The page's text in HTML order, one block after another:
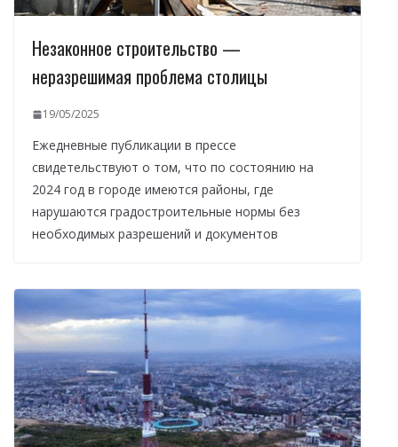
Незаконное строительство —
неразрешимая проблема столицы
19/05/2025
Ежедневные публикации в прессе
свидетельствуют о том, что по состоянию на
2024 год в городе имеются районы, где
нарушаются градостроительные нормы без
необходимых разрешений и документов